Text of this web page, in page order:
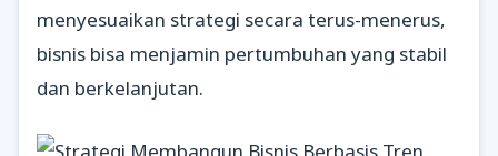
menyesuaikan strategi secara terus-menerus,
bisnis bisa menjamin pertumbuhan yang stabil
dan berkelanjutan.